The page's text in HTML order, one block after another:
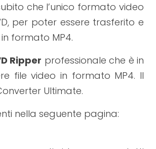
che l’unico formato video
per poter essere trasferito e
formato MP4.
Ripper professionale che è in
file video in formato MP4. Il
Ultimate.
nella seguente pagina: